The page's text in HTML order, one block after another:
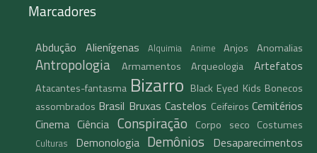
Marcadores
Abdução Alienígenas Alquimia Anime Anjos Anomalias
Antropologia Armamentos Arqueologia Artefatos
Atacantes-fantasma Bizarro Black Eyed Kids Bonecos
assombrados Brasil Bruxas Castelos Ceifeiros Cemitérios
Cinema Ciência Conspiração Corpo seco Costumes
Culturas Demonologia Demônios Desaparecimentos